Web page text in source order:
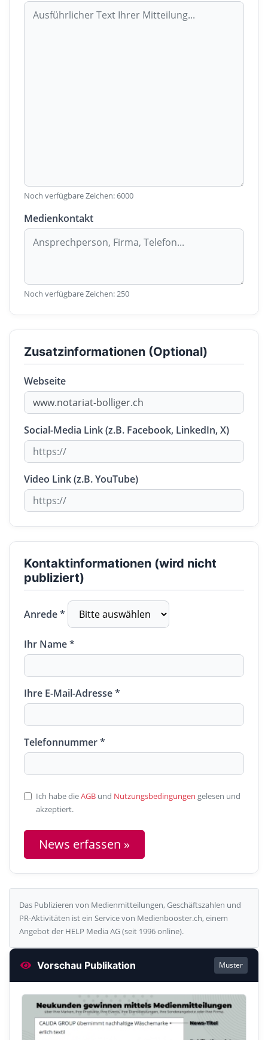
Noch verfügbare Zeichen:6000
Medienkontakt
Noch verfügbare Zeichen:250
Zusatzinformationen (Optional)
Webseite
Social-Media Link (z.B. Facebook, LinkedIn, X)
Video Link (z.B. YouTube)
Kontaktinformationen (wird nicht
publiziert)
Anrede *
Ihr Name *
Ihre E-Mail-Adresse *
Telefonnummer *
Ich habe dieAGB und Nutzungsbedingungen gelesen und
akzeptiert.
News erfassen »
Das Publizieren von Medienmitteilungen, Geschäftszahlen und
PR-Aktivitäten ist ein Service von Medienbooster.ch, einem
Angebot der HELP Media AG (seit 1996 online).
Vorschau Publikation Muster